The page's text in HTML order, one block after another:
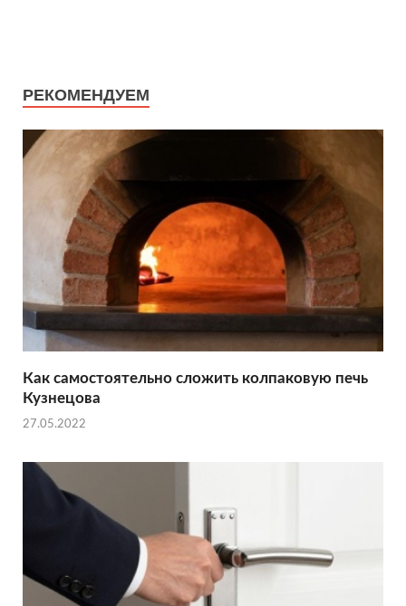
РЕКОМЕНДУЕМ
Как самостоятельно сложить колпаковую печь
Кузнецова
27.05.2022